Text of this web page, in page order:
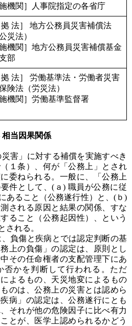
施機関］人事院指定の各省庁
拠 法］ 地方公務員災害補償法
災法）
施機関］地方公務員災害補償基金
部
拠 法］ 労働基準法・労働者災害
険法（労災法）
施機関］労働基準監督署
当因果関係
害」に対する補償を実施すべき
１条）、何が「公務上」とされ
委ねられる。一般に、「公務上
件として、(ａ) 職員が公務に従
あること（公務遂行性）と、(ｂ)
される原因と結果の関係、すな
ること（公務起因性）、という
される。
負傷と疾病とでは認定判断の基
上の負傷」の認定は、原則とし
その任命権者の支配管理下にあ
否かを判断して行われる。ただ
よるもの、天災地変によるもの
のは、公務上の災害とは認めら
病」の認定は、公務遂行にとも
それが他の危険因子に比べ有力
とが、医学上認められるかどう